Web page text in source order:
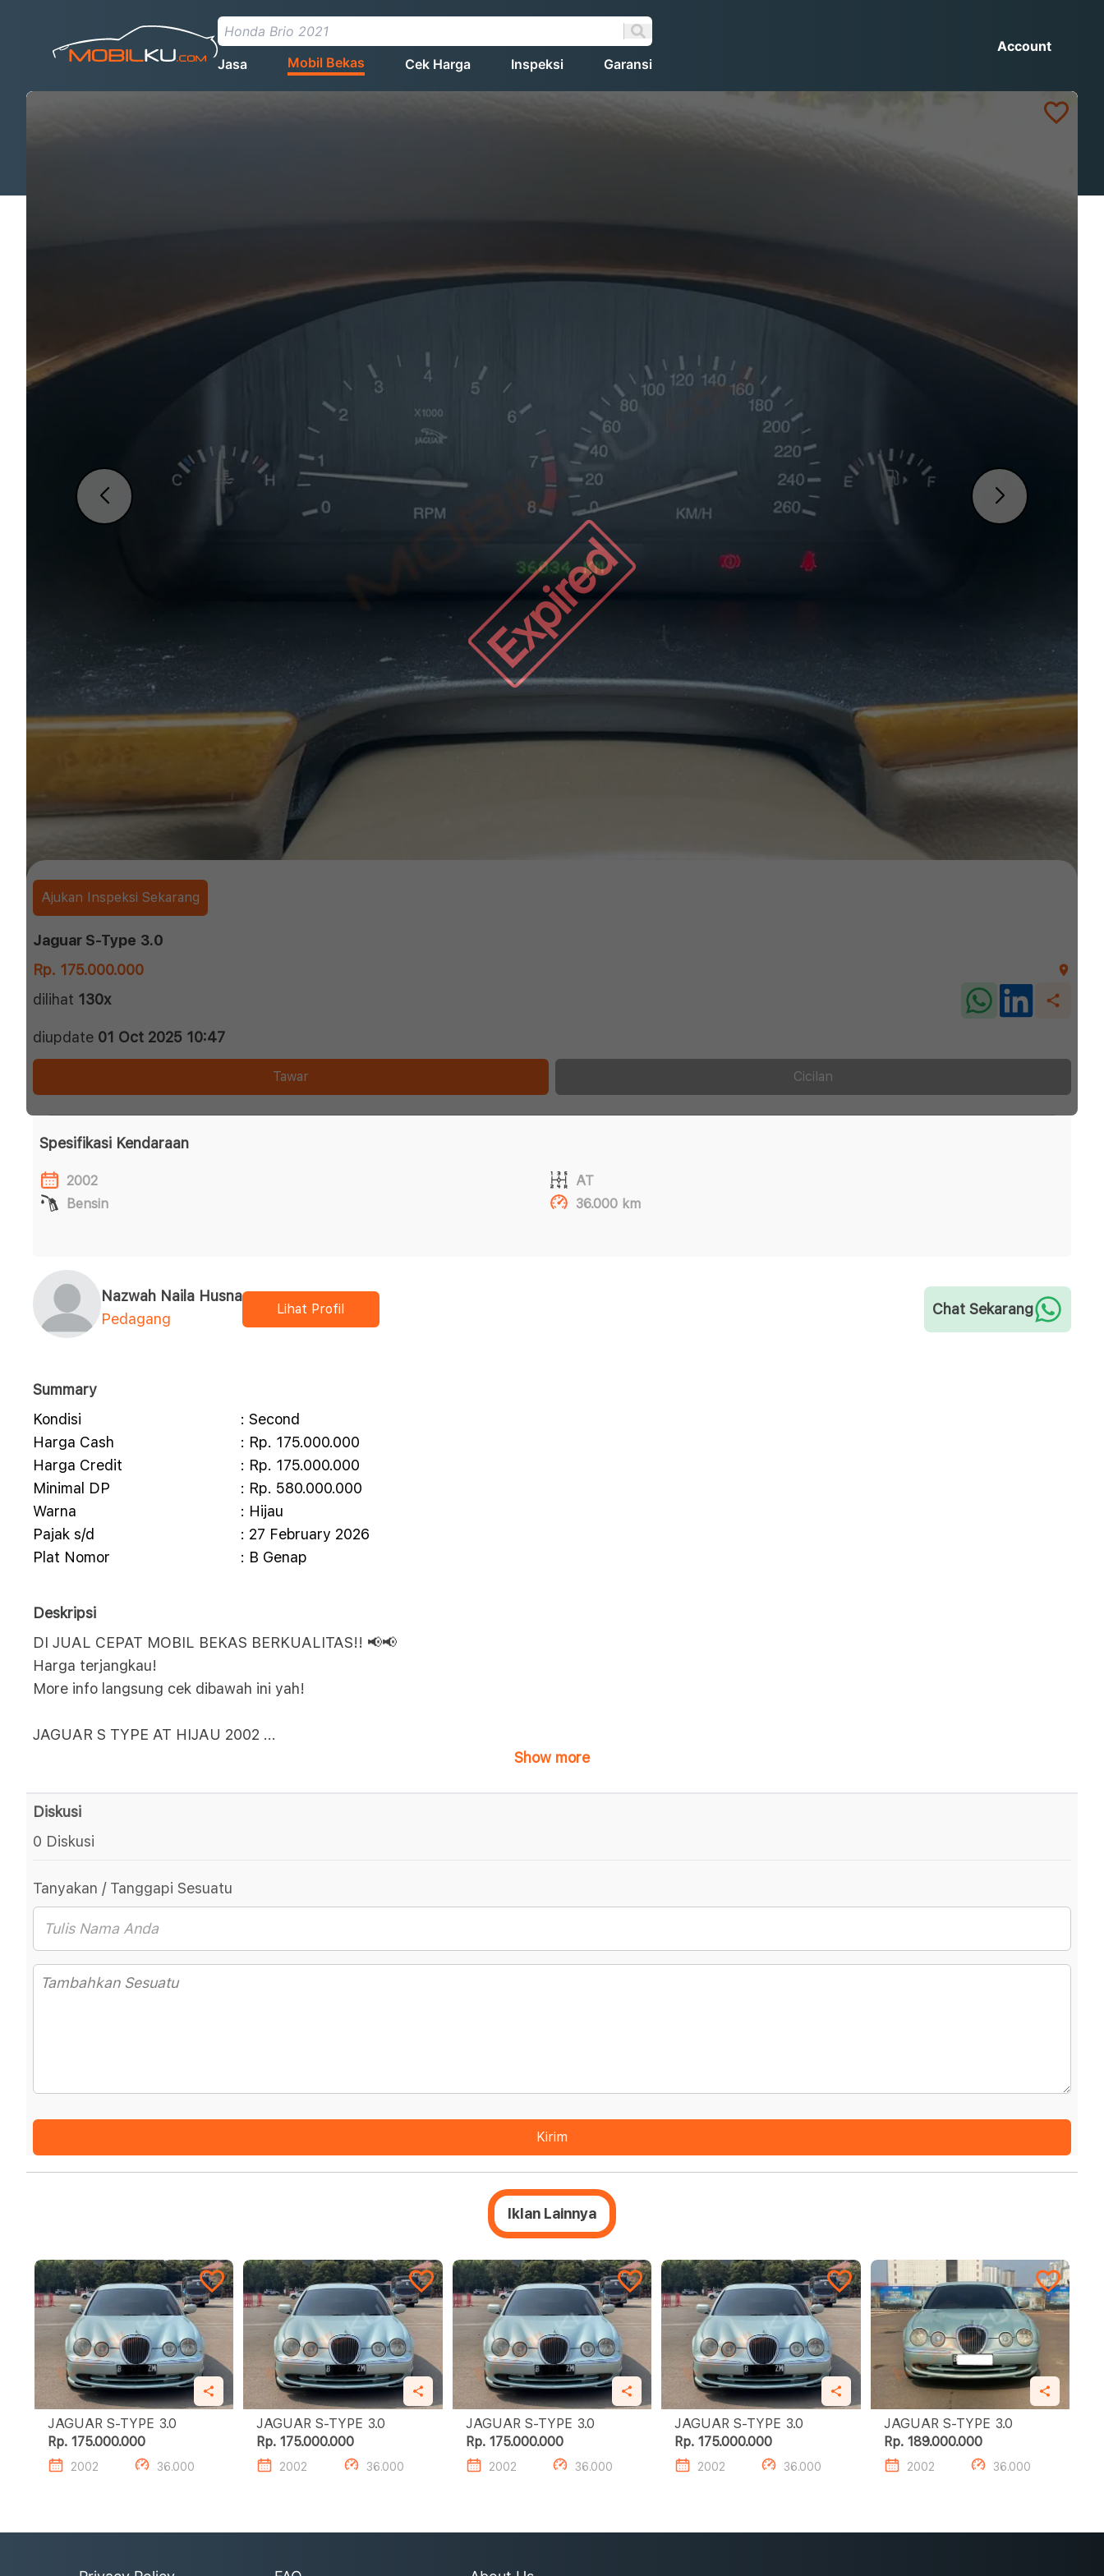
Jasa Mobil Bekas Cek Harga Inspeksi Garansi
Account
Expired
Ajukan Inspeksi Sekarang
Jaguar S-Type 3.0
Rp. 175.000.000
dilihat 130x
diupdate 01 Oct 2025 10:47
Tawar Cicilan
Spesifikasi Kendaraan
2002
AT
Bensin
36.000 km
Nazwah Naila Husna
Pedagang
Lihat Profil Chat Sekarang
Summary
Kondisi
: Second
Harga Cash
: Rp. 175.000.000
Harga Credit
: Rp. 175.000.000
Minimal DP
: Rp. 580.000.000
Warna
: Hijau
Pajak s/d
: 27 February 2026
Plat Nomor
: B Genap
Deskripsi
DI JUAL CEPAT MOBIL BEKAS BERKUALITAS!! 📢📢
Harga terjangkau!
More info langsung cek dibawah ini yah!
JAGUAR S TYPE AT HIJAU 2002 ...
Show more
Diskusi
0 Diskusi
Tanyakan / Tanggapi Sesuatu
Kirim
Iklan Lainnya
JAGUAR S-TYPE 3.0
Rp. 175.000.000
2002 36.000
JAGUAR S-TYPE 3.0
Rp. 175.000.000
2002 36.000
JAGUAR S-TYPE 3.0
Rp. 175.000.000
2002 36.000
JAGUAR S-TYPE 3.0
Rp. 175.000.000
2002 36.000
JAGUAR S-TYPE 3.0
Rp. 189.000.000
2002 36.000